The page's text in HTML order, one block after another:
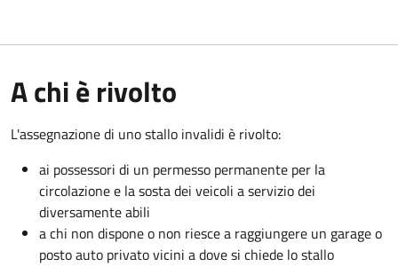
A chi è rivolto
L'assegnazione di uno stallo invalidi è rivolto:
ai possessori di un permesso permanente per la
circolazione e la sosta dei veicoli a servizio dei
diversamente abili
a chi non dispone o non riesce a raggiungere un garage o
posto auto privato vicini a dove si chiede lo stallo